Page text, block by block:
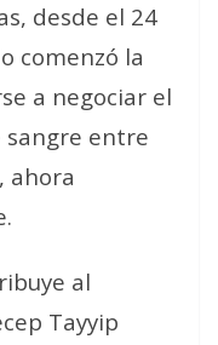
desde el 24
comenzó la
a negociar el
entre
ahora
al
Tayyip